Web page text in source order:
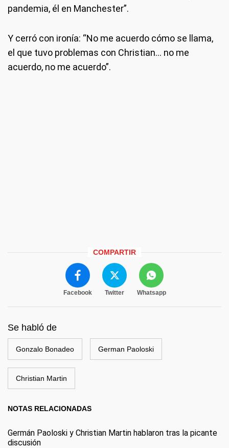
pandemia, él en Manchester”.
Y cerró con ironía: “No me acuerdo cómo se llama,
el que tuvo problemas con Christian… no me
acuerdo, no me acuerdo”.
COMPARTIR
Facebook Twitter Whatsapp
Se habló de
Gonzalo Bonadeo German Paoloski
Christian Martin
NOTAS RELACIONADAS
Germán Paoloski y Christian Martin hablaron tras la picante
discusión